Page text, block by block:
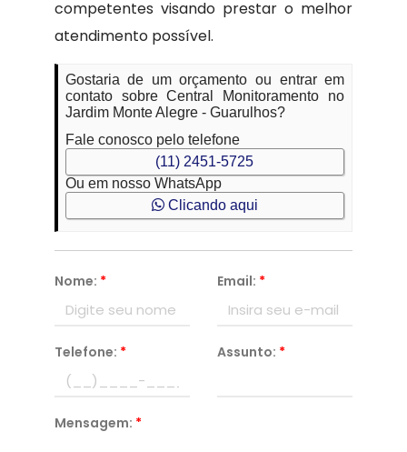
competentes visando prestar o melhor
atendimento possível.
Gostaria de um orçamento ou entrar em
contato sobre Central Monitoramento no
Jardim Monte Alegre - Guarulhos?
Fale conosco pelo telefone
(11) 2451-5725
Ou em nosso WhatsApp
Clicando aqui
Nome: * Email: *
Telefone: * Assunto: *
Mensagem: *